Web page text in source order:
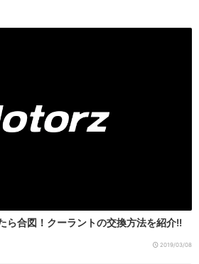
ら合図！クーラントの交換方法を紹介!!
2019/03/08